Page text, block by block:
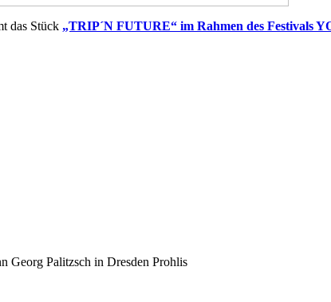
das Stück „TRIP´N FUTURE“ im Rahmen des Festivals
Georg Palitzsch in Dresden Prohlis